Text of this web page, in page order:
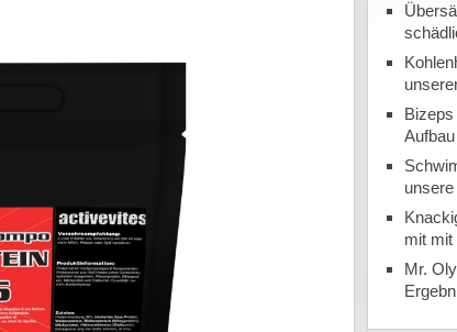
Bizeps
Aufbau
mit mit
Mr.